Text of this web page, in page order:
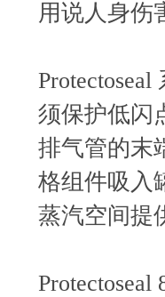
用说人身伤
须保护低闪
排气管的末
格组件吸入
蒸汽空间提